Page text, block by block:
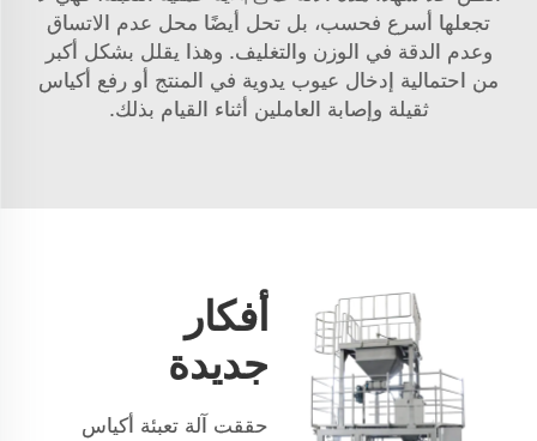
تجعلها أسرع فحسب، بل تحل أيضًا محل عدم الاتساق
وعدم الدقة في الوزن والتغليف. وهذا يقلل بشكل أكبر
من احتمالية إدخال عيوب يدوية في المنتج أو رفع أكياس
ثقيلة وإصابة العاملين أثناء القيام بذلك.
أفكار
جديدة
حققت آلة تعبئة أكياس